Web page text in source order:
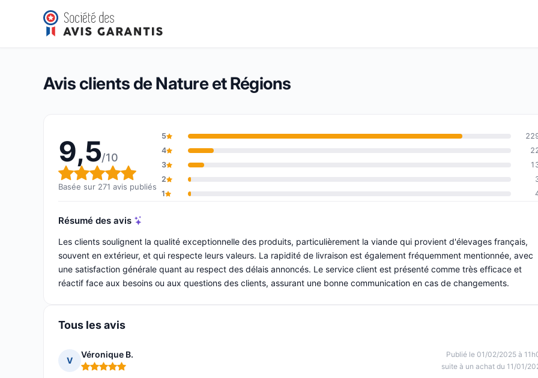
Nature et Régions
Note globale : 9,5 sur 10
9,5/10(271 avis)
Avis clients de Nature et Régions
9,5/10
Note globale : 9,5 sur 10
Basée sur 271 avis publiés
5
4
3
2
1
Résumé des avis
Les clients soulignent la qualité exceptionnelle des produits, particulièrement la viande qui provient d'élevages français,
souvent en extérieur, et qui respecte leurs valeurs. La rapidité de livraison est également fréquemment mentionnée, avec
une satisfaction générale quant au respect des délais annoncés. Le service client est présenté comme très efficace et
réactif face aux besoins ou aux questions des clients, assurant une bonne communication en cas de changements.
Tous les avis
V
Véronique B.
Note : 5 sur 5
Publié le 01/02/2025 à
suite à un achat du 11/01/